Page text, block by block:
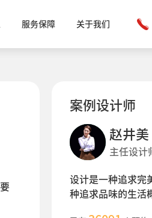
服务保障 关于我们
案例设计师
赵井美
主任设计
设计是一种追求完
种追求品味的生活